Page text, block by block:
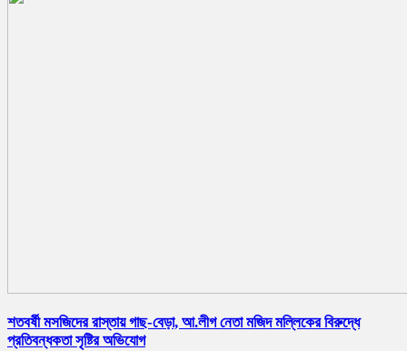
শতবর্ষী মসজিদের রাস্তায় গাছ-বেড়া, আ.লীগ নেতা মজিদ মল্লিকের বিরুদ্ধে
প্রতিবন্ধকতা সৃষ্টির অভিযোগ